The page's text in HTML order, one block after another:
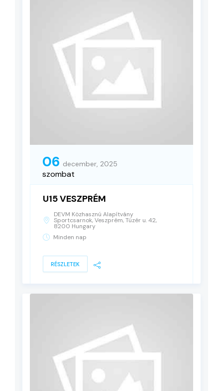
06 december, 2025
szombat
U15 VESZPRÉM
DEVM Közhasznú Alapítvány
Sportcsarnok, Veszprém, Tüzér u. 42,
8200 Hungary
Minden nap
RÉSZLETEK